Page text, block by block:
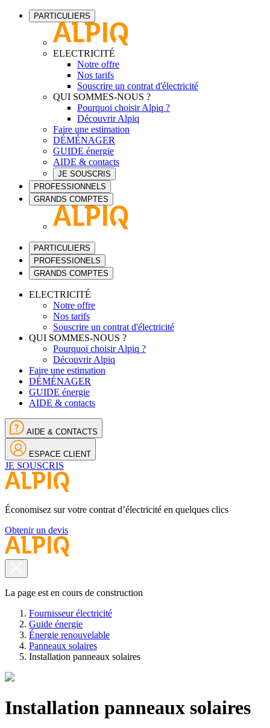
PARTICULIERS
ELECTRICITÉ
Notre offre
Nos tarifs
Souscrire un contrat d'électricité
QUI SOMMES-NOUS ?
Pourquoi choisir Alpiq ?
Découvrir Alpiq
Faire une estimation
DÉMÉNAGER
GUIDE énergie
AIDE & contacts
JE SOUSCRIS
PROFESSIONNELS
GRANDS COMPTES
PARTICULIERS
PROFESSIONELS
GRANDS COMPTES
ELECTRICITÉ
Notre offre
Nos tarifs
Souscrire un contrat d'électricité
QUI SOMMES-NOUS ?
Pourquoi choisir Alpiq ?
Découvrir Alpiq
Faire une estimation
DÉMÉNAGER
GUIDE énergie
AIDE & contacts
AIDE & CONTACTS
ESPACE CLIENT
JE SOUSCRIS
Économisez sur votre contrat d’électricité en quelques clics
Obtenir un devis
La page est en cours de construction
Fournisseur électricité
Guide énergie
Énergie renouvelable
Panneaux solaires
Installation panneaux solaires
Installation panneaux solaires